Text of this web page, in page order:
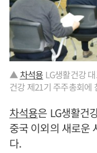
▲차석용 LG생활건강
건강 제21기 주주총회에
차석용은 LG생활건
중국 이외의 새로운
다.